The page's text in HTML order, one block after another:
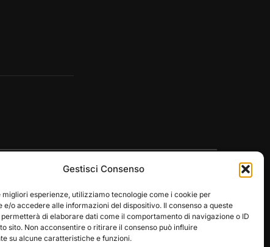
Gestisci Consenso
migliori esperienze, utilizziamo tecnologie come i cookie per
e/o accedere alle informazioni del dispositivo. Il consenso a queste
di elaborare dati come il comportamento di navigazione o ID
sito. Non acconsentire o ritirare il consenso può influire
su alcune caratteristiche e funzioni.
Designed byWPZOOM